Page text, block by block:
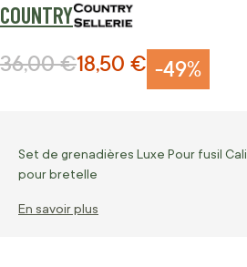
COUNTRY
-49%
Prix Spécial
18,50 €
Prix normal
36,00 €
Set de grenadières Luxe Pour fusil
pour bretelle
En savoir plus